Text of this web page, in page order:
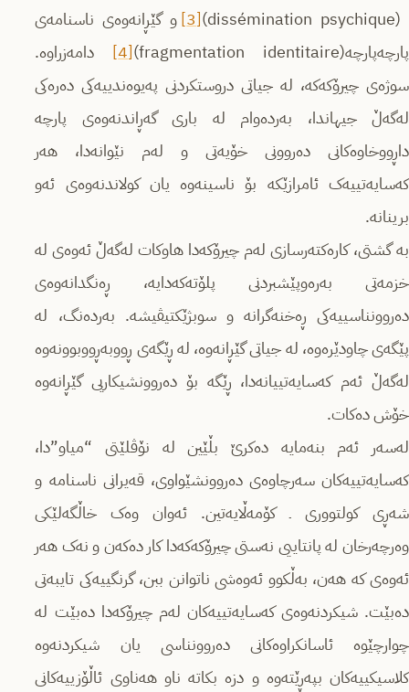
(dissémination psychique)
[3]
و گێڕانەوەی ناسنامەی
پارچه‌پارچه‌(fragmentation identitaire)
[4]
دامەزراوە.
سوژەی چیرۆکه‌كه‌، لە جیاتی دروستکردنی پەیوەندییەکی دەرەكی
لەگەڵ جیهاندا، بەردەوام لە باری گەڕاندنەوەی پارچە
داڕووخاوەکانی دەروونی خۆیەتی و لەم نێوانەدا، هەر
کەسایەتییەک ئامرازێکە بۆ ناسینەوە یان كولاندنه‌وه‌ی ئەو
برینانە.
بە گشتی، كاره‌كته‌رسازی لەم چیرۆکەدا هاوكات له‌گه‌ڵ ئه‌وه‌ی‌ لە
خزمەتی به‌ره‌وپێشبردنی پلۆته‌كه‌دایه‌، ڕەنگدانەوەی
دەروونناسییەکی ڕەخنەگرانە و سوبژێکتیڤیشە. به‌رده‌نگ، لە
پێگه‌ی چاودێره‌وه‌، له‌ جیاتی گێڕانه‌وه‌، لە ڕێگەی ڕووبەڕووبوونەوە
لەگەڵ ئەم کەسایەتییانه‌دا، ڕێگه‌ بۆ دەروونشیکاریی گێڕانەوە
خۆش ده‌كات.
له‌سه‌ر ئه‌م بنه‌مایه‌ ده‌كرێ بڵێین لە نۆڤلێتی “میاو”دا،
کەسایەتییەکان سەرچاوەی دەروونشێواوی، قەیرانی ناسنامە و
شەڕی کولتووری ـ کۆمەڵایەتین. ئەوان وەک خاڵگه‌لێكی
وەرچەرخان لە پانتاییی نه‌ستی چیرۆکه‌كه‌دا کار دەکەن و نەک هەر
ئەوەی كه‌ هه‌ن، بەڵکوو ئەوەشی ناتوانن ببن، گرنگییه‌كی تایبه‌تی
دەبێت. شیکردنەوەی کەسایەتییەکان لەم چیرۆکەدا دەبێت لە
چوارچێوە ئاسانکراوەکانی دەروونناسی یان شیکردنەوە
کلاسیکییەکان بپه‌ڕێته‌وه‌ و دزه‌ بكاته‌ ناو هه‌ناوی ئاڵۆزییەکانی